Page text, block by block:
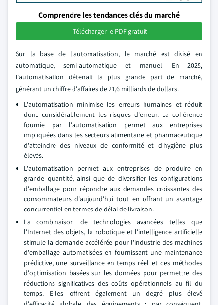
Comprendre les tendances clés du marché
Télécharger le PDF gratuit
Sur la base de l'automatisation, le marché est divisé en
automatique, semi-automatique et manuel. En 2025,
l'automatisation détenait la plus grande part de marché,
générant un chiffre d'affaires de 21,6 milliards de dollars.
L'automatisation minimise les erreurs humaines et réduit
donc considérablement les risques d'erreur. La cohérence
fournie par l'automatisation permet aux entreprises
impliquées dans les secteurs alimentaire et pharmaceutique
d'atteindre des niveaux de conformité et d'hygiène plus
élevés.
L'automatisation permet aux entreprises de produire en
grande quantité, ainsi que de diversifier les configurations
d'emballage pour répondre aux demandes croissantes des
consommateurs d'aujourd'hui tout en offrant un avantage
concurrentiel en termes de délai de livraison.
La combinaison de technologies avancées telles que
l'Internet des objets, la robotique et l'intelligence artificielle
stimule la demande accélérée pour l'industrie des machines
d'emballage automatisées en fournissant une maintenance
prédictive, une surveillance en temps réel et des méthodes
d'optimisation basées sur les données pour permettre des
réductions significatives des coûts opérationnels au fil du
temps. Elles offrent également un degré plus élevé